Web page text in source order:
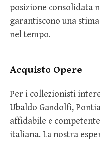
posizione consolidata
garantiscono una
nel tempo.
Acquisto Opere
Per i collezionisti
Ubaldo Gandolfi,
affidabile e
italiana. La nostra